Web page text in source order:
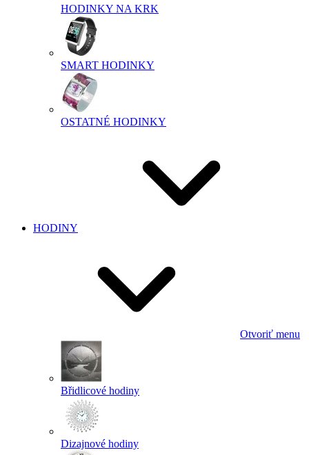
HODINKY NA KRK
SMART HODINKY
OSTATNÉ HODINKY
HODINY
Otvoriť menu
Břidlicové hodiny
Dizajnové hodiny